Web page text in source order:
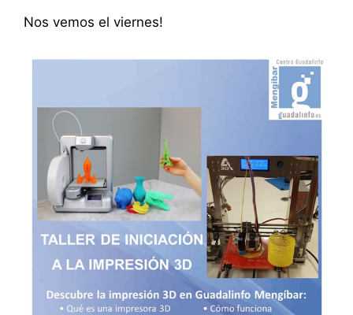
Nos vemos el viernes!